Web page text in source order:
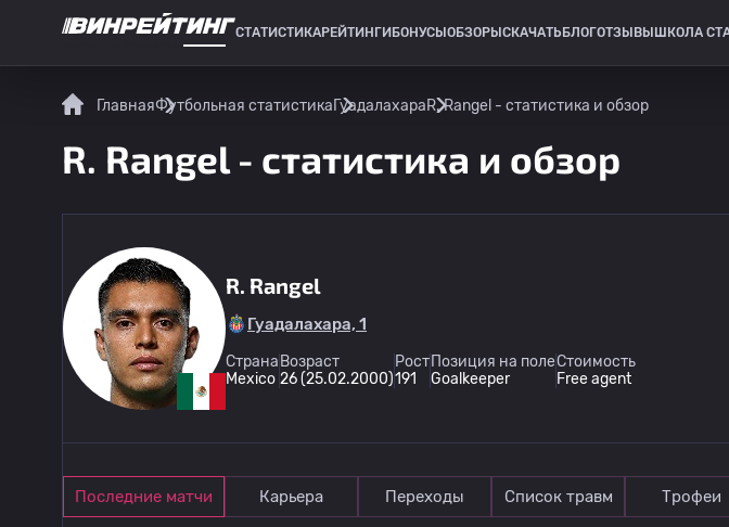
СТАТИСТИКАРЕЙТИНГИ БОНУСЫ ОБЗОРЫ СКАЧАТЬ БЛОГОТЗЫВЫ ШКОЛА
ГлавнаяФутбольная статистикаГуадалахараR. Rangel - статистика и обзор
R. Rangel - статистика и обзор
R. Rangel
Гуадалахара, 1
Страна
Mexico
Возраст
26 (25.02.2000)
Рост
191
Позиция на поле
Goalkeeper
Стоимость
Free agent
Последние матчи Карьера Переходы Список травм Трофеи